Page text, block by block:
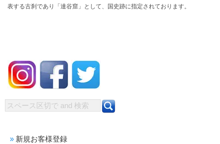
表する古刹であり「達谷窟」として、国史跡に指定されております。
新規お客様登録